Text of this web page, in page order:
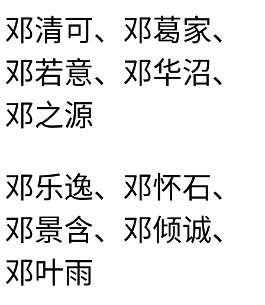
邓清可、邓葛家、
邓若意、邓华沼、
邓之源
邓乐逸、邓怀石、
邓景含、邓倾诚、
邓叶雨